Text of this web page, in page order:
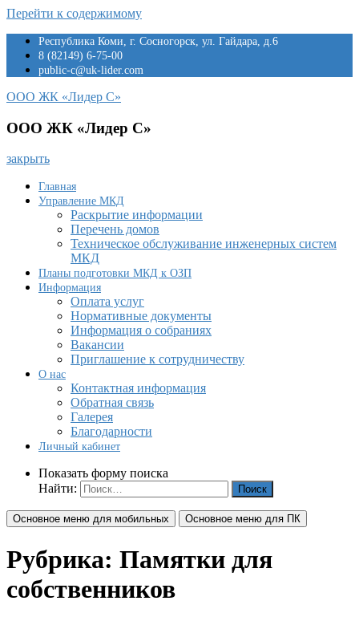
Перейти к содержимому
Республика Коми, г. Сосногорск, ул. Гайдара, д.6
8 (82149) 6-75-00
public-c@uk-lider.com
ООО ЖК «Лидер С»
ООО ЖК «Лидер С»
закрыть
Главная
Управление МКД
Раскрытие информации
Перечень домов
Техническое обслуживание инженерных систем
МКД
Планы подготовки МКД к ОЗП
Информация
Оплата услуг
Нормативные документы
Информация о собраниях
Вакансии
Приглашение к сотрудничеству
О нас
Контактная информация
Обратная связь
Галерея
Благодарности
Личный кабинет
Показать форму поиска
Найти:
Основное меню для мобильных Основное меню для ПК
Рубрика: Памятки для
собственников